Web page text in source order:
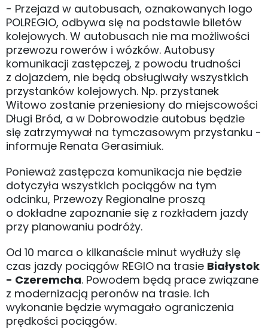
- Przejazd w autobusach, oznakowanych logo
POLREGIO, odbywa się na podstawie biletów
kolejowych. W autobusach nie ma możliwości
przewozu rowerów i wózków. Autobusy
komunikacji zastępczej, z powodu trudności
z dojazdem, nie będą obsługiwały wszystkich
przystanków kolejowych. Np. przystanek
Witowo zostanie przeniesiony do miejscowości
Długi Bród, a w Dobrowodzie autobus będzie
się zatrzymywał na tymczasowym przystanku -
informuje Renata Gerasimiuk.
Ponieważ zastępcza komunikacja nie będzie
dotyczyła wszystkich pociągów na tym
odcinku, Przewozy Regionalne proszą
o dokładne zapoznanie się z rozkładem jazdy
przy planowaniu podróży.
Od 10 marca o kilkanaście minut wydłuży się
czas jazdy pociągów REGIO na trasie Białystok
- Czeremcha. Powodem będą prace związane
z modernizacją peronów na trasie. Ich
wykonanie będzie wymagało ograniczenia
prędkości pociągów.